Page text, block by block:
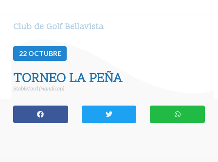
Club de Golf Bellavista
22 OCTUBRE
TORNEO LA PEÑA
Stableford (Handicap)